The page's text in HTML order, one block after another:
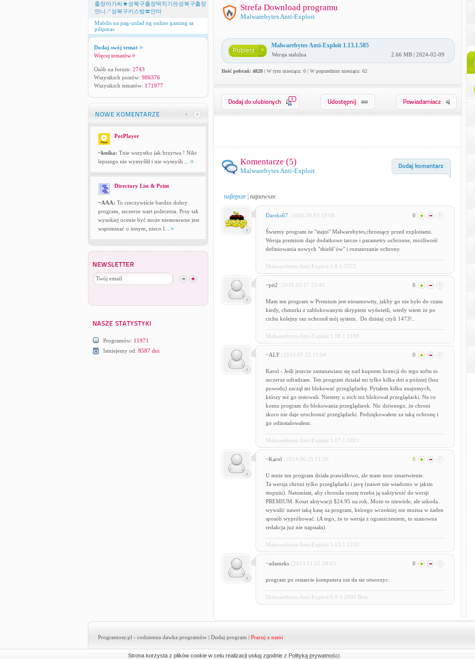
출장아가씨★성북구출장떡치기㉷성북구출장
언니↗성북구키스방〓안마
Mabilis na pag-unlad ng online gaming sa
pilipinas
Dodaj swój temat
Więcej tematów
Osób na forum: 2743
Wszystkich postów: 986376
Wszystkich tematów: 171977
PotPlayer
~kuśka: Tnie wszystko jak brzytwa ! Nikt
lepszego nie wymyślił i nie wymyśli ...
Directory List & Print
~AAA: To rzeczywiście bardzo dobry
program, szczerze wart polecenia. Przy tak
wysokiej ocenie być może niestosowne jest
wspominać o innym, nieco l...
Programów: 11971
Istniejemy od: 8587 dni
Strefa Download programu
Malwarebytes Anti-Exploit
Malwarebytes Anti-Exploit 1.13.1.585
Wersja stabilna 2.66 MB | 2024-02-09
Ilość pobrań: 4828| W tym miesiącu: 0 | W poprzednim miesiącu: 62
1
Komentarze (5)
Malwarebytes Anti-Exploit
najlepsze| najnowsze
Dareks67 | 2016.08.03 10:08 0
Świetny program ze "stajni" Malwarebytes,chroniący przed exploitami.
Wersja premium daje dodatkowe tarcze i parametry ochronne, możliwość
definiowania nowych "shield`ów" i rozszerzanie ochrony.
Malwarebytes Anti-Exploit 1.8.1.2572
~pit2 | 2016.03.17 23:45 0
Mam ten program w Premium jest niesamowity, jakby go nie było do czasu
kiedy, chmurki z zablokowanym skryptem wyświetli, wtedy wiem że po
cichu kolejny raz ochronił mój system.. Do dzisiaj czyli 1473!..
Malwarebytes Anti-Exploit 1.08.1.1189
~ALF | 2015.07.22 11:04 0
Karol - Jeśli jeszcze zastanawiasz się nad kupnem licencji do tego softu to
szczerze odradzam. Ten program działał mi tylko kilka dni a później (bez
powodu) zaczął mi blokować przeglądarkę. Pytałem kilku znajomych,
którzy też go testowali. Niestety u nich też blokował przeglądarki. Na co
komu program do blokowania przeglądarek. Nic dziwnego, że chroni
skoro nie daje uruchomić przeglądarki. Podziękowałem za taką ochronę i
go odinstalowałem.
Malwarebytes Anti-Exploit 1.07.1.1011
~Karol | 2014.06.25 11:39 8
U mnie ten program działa prawidłowo, ale mam inne zmartwienie.
Ta wersja chroni tylko przeglądarki i javę (nawet nie wiadomo w jakim
stopniu). Natomiast, aby chroniła resztę trzeba ją uaktywnić do wersji
PREMIUM. Koszt aktywacji $24.95 na rok. Może to niewiele, ale szkoda
wywalić nawet taką kasę za program, którego wcześniej nie można w żaden
sposób wypróbować. (A tego, że to wersja z ograniczeniem, to szanowna
redakcja już nie napisała).
Malwarebytes Anti-Exploit 1.03.1.1220
~adameks | 2013.11.02 18:03 0
program po restarcie komputera nie da sie otworzyc.
Malwarebytes Anti-Exploit 0.9.4.2000 Beta
Programosy.pl - codzienna dawka programów | Dodaj program | Pracuj z nami
Strona korzysta z plików cookie w celu realizacji usług zgodnie z Polityką prywatności